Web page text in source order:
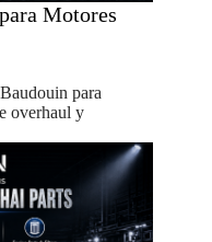
Motores
para
overhaul y